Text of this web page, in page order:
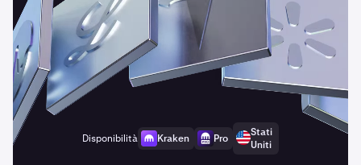
Disponibilità Kraken Pro
Stati
Uniti